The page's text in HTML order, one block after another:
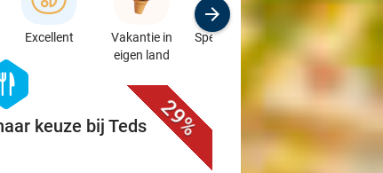
Excellent
Vakantie in
eigen land
Speciaalzaken
& Auto's
Sport
29%
keuze bij Teds